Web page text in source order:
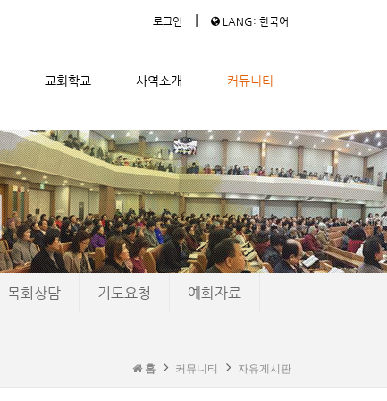
로그인 | LANG: 한국어
교회학교 사역소개 커뮤니티
목회상담 기도요청 예화자료
홈 커뮤니티 자유게시판